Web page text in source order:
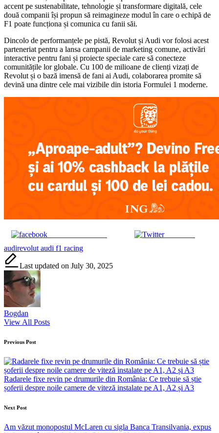
accent pe sustenabilitate, tehnologie și transformare digitală, cele
două companii își propun să reimagineze modul în care o echipă de
F1 poate funcționa și comunica cu fanii săi.
Dincolo de performanțele pe pistă, Revolut și Audi vor folosi acest
parteneriat pentru a lansa campanii de marketing comune, activări
interactive pentru fani și proiecte speciale care să conecteze
comunitățile lor globale. Cu 100 de milioane de clienți vizați de
Revolut și o bază imensă de fani ai Audi, colaborarea promite să
devină una dintre cele mai vizibile din istoria Formulei 1 moderne.
Post on X
Tags:
audirevolut audi f1 racing
Last updated on July 30, 2025
Bogdan
View All Posts
Post
navigation
Previous Post
Radarele fixe revin pe drumurile din România: Ce trebuie să știe
șoferii despre noile camere de viteză instalate pe A1, A2 și A3
Next Post
Am văzut monopostul McLaren cu sigla Banca Transilvania, expus